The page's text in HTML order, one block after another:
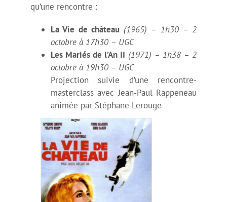
Vidéos 2020
qu’une rencontre :
La Vie de château (1965) – 1h30 – 2
octobre à 17h30 – UGC
Les Mariés de l’An II (1971) – 1h38 – 2
octobre à 19h30 – UGC
Projection suivie d’une rencontre-
masterclass avec Jean-Paul Rappeneau
animée par Stéphane Lerouge